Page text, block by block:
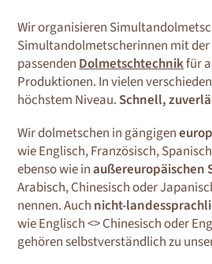
Wir organisieren
Simultandolmetscherinnen mit der
passendenDolmetschtechnikfür
Produktionen. In vielen
höchstem Niveau.Schnell,
Wir dolmetschen in gängigen
wie Englisch, Französisch,
ebenso wie inaußereuropäischen
Arabisch, Chinesisch oder
nennen. Auch nicht-
wie Englisch <> Chinesisch oder
gehören selbstverständlich zu